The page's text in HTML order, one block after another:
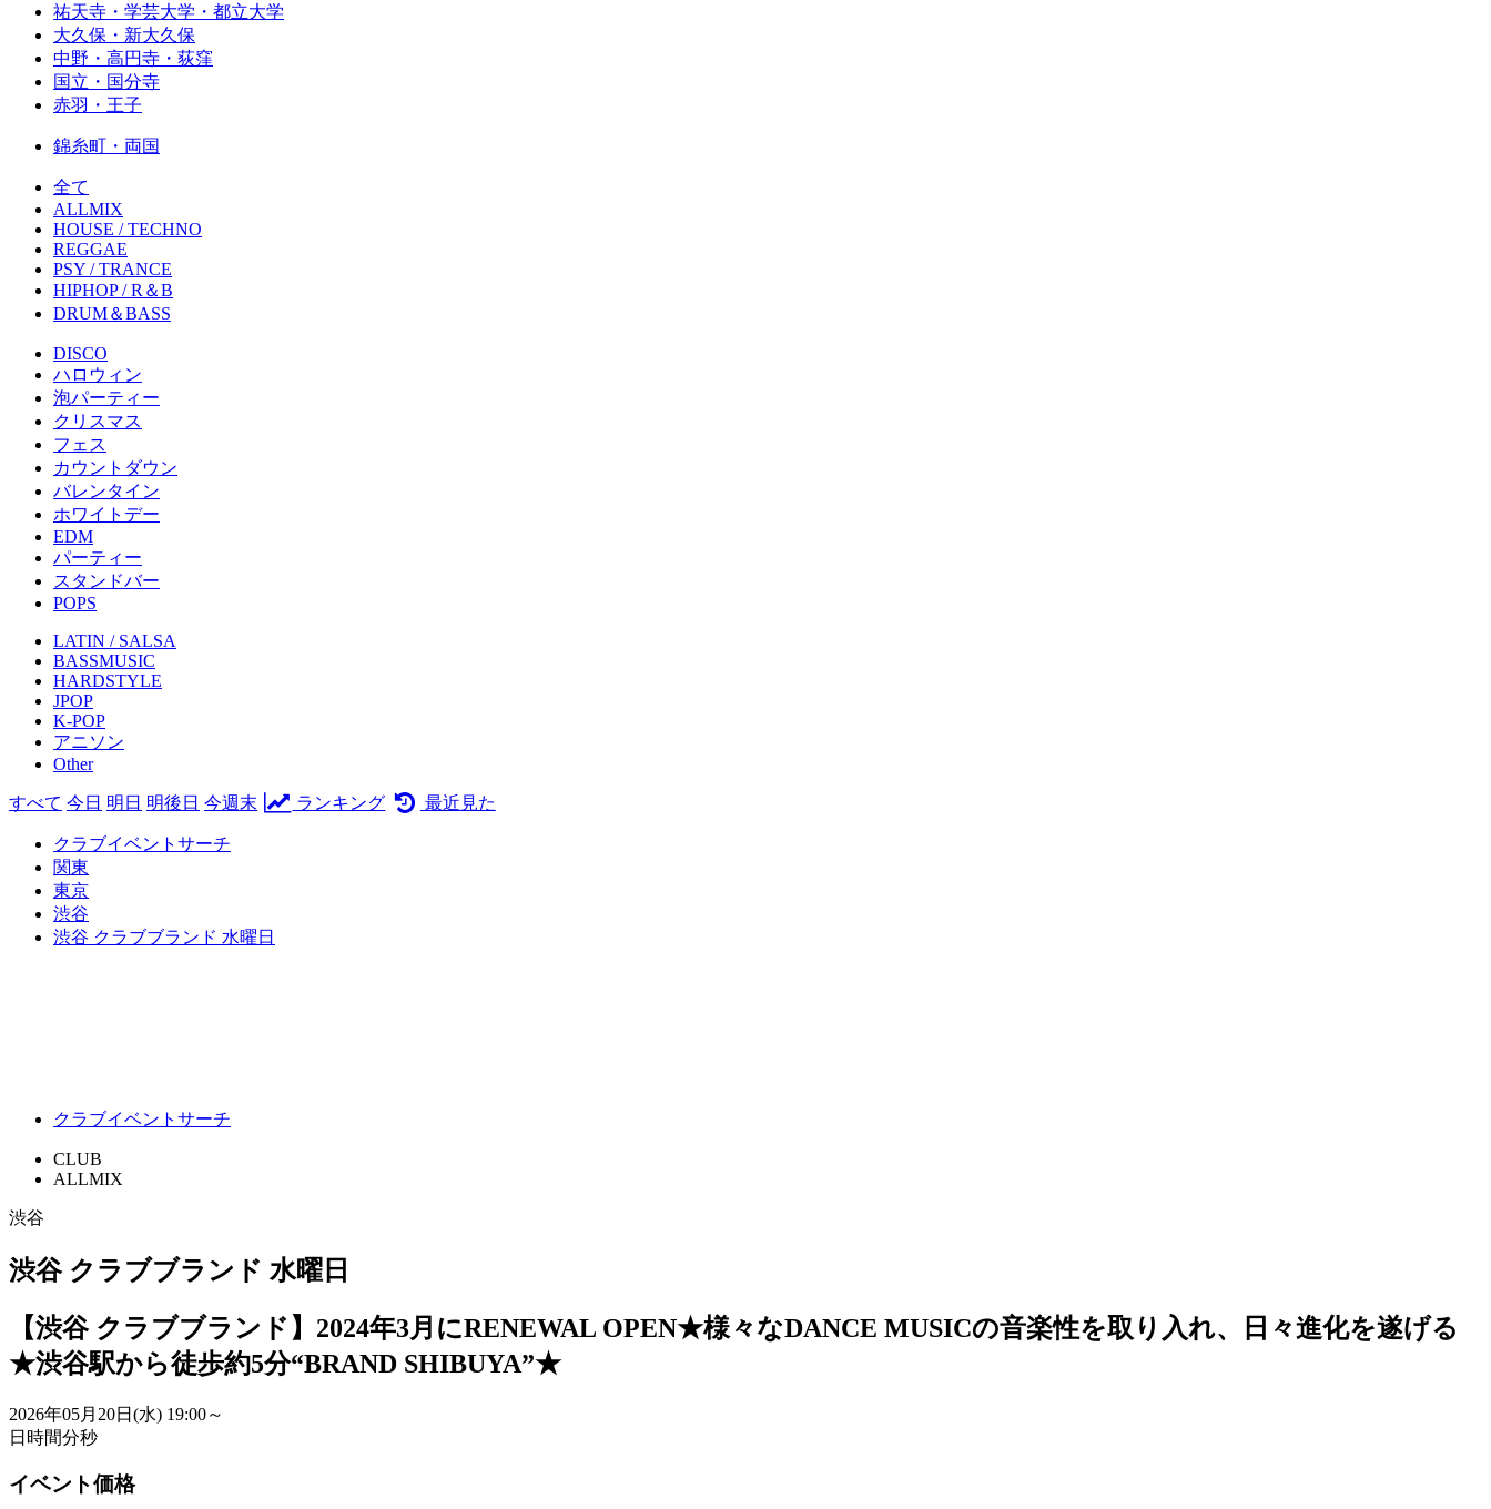
祐天寺・学芸大学・都立大学
大久保・新大久保
中野・高円寺・荻窪
国立・国分寺
赤羽・王子
錦糸町・両国
全て
ALLMIX
HOUSE / TECHNO
REGGAE
PSY / TRANCE
HIPHOP / R＆B
DRUM＆BASS
DISCO
ハロウィン
泡パーティー
クリスマス
フェス
カウントダウン
バレンタイン
ホワイトデー
EDM
パーティー
スタンドバー
POPS
LATIN / SALSA
BASSMUSIC
HARDSTYLE
JPOP
K-POP
アニソン
Other
すべて 今日 明日 明後日 今週末 ランキング 最近見た
クラブイベントサーチ
関東
東京
渋谷
渋谷 クラブブランド 水曜日
クラブイベントサーチ
CLUB
ALLMIX
渋谷
渋谷 クラブブランド 水曜日
【渋谷 クラブブランド】2024年3月にRENEWAL OPEN★様々なDANCE MUSICの音楽性を取り入れ、日々進化を遂げる
★渋谷駅から徒歩約5分“BRAND SHIBUYA”★
2026年05月20日(水) 19:00～
日 時間分秒
イベント価格